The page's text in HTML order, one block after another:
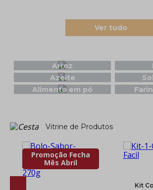
Ver tudo
Arroz
Azeite
Alimento em pó
Vitrine de Produtos
Promoção Fecha
Mês Abril
Kit